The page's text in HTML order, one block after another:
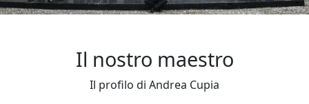
Il nostro maestro
Il profilo di Andrea Cupia